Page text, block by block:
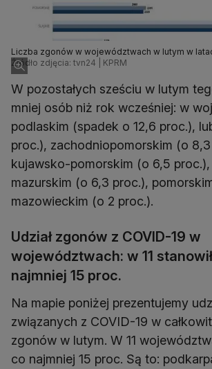
Liczba zgonów w województwach w lutym w
Źródło zdjęcia: tvn24 | KPRM
W pozostałych sześciu w lutym
mniej osób niż rok wcześniej: w
podlaskim (spadek o 12,6 proc.),
proc.), zachodniopomorskim (o
kujawsko-pomorskim (o 6,5
mazurskim (o 6,3 proc.),
mazowieckim (o 2 proc.).
Udział zgonów z COVID-19 w
województwach: w 11
najmniej 15 proc.
Na mapie poniżej prezentujemy
związanych z COVID-19 w
zgonów w lutym. W 11
co najmniej 15 proc. Są to: